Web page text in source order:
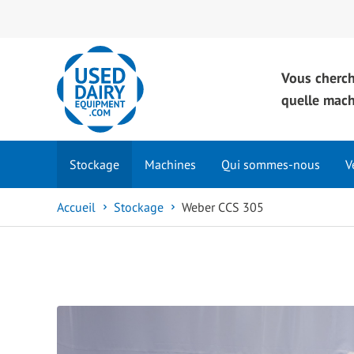
Vous
quelle
Stockage Machines Qui sommes-nous
Accueil Stockage Weber CCS 305